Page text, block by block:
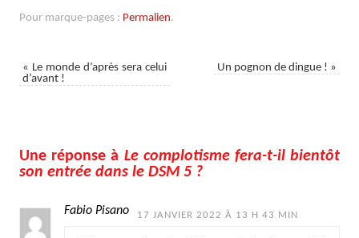
Pour marque-pages : Permalien.
« Le monde d’après sera celui
d’avant !
Un pognon de dingue ! »
Une réponse à Le complotisme fera-t-il bientôt
son entrée dans le DSM 5 ?
Fabio Pisano 17 JANVIER 2022 À 13 H 43 MIN